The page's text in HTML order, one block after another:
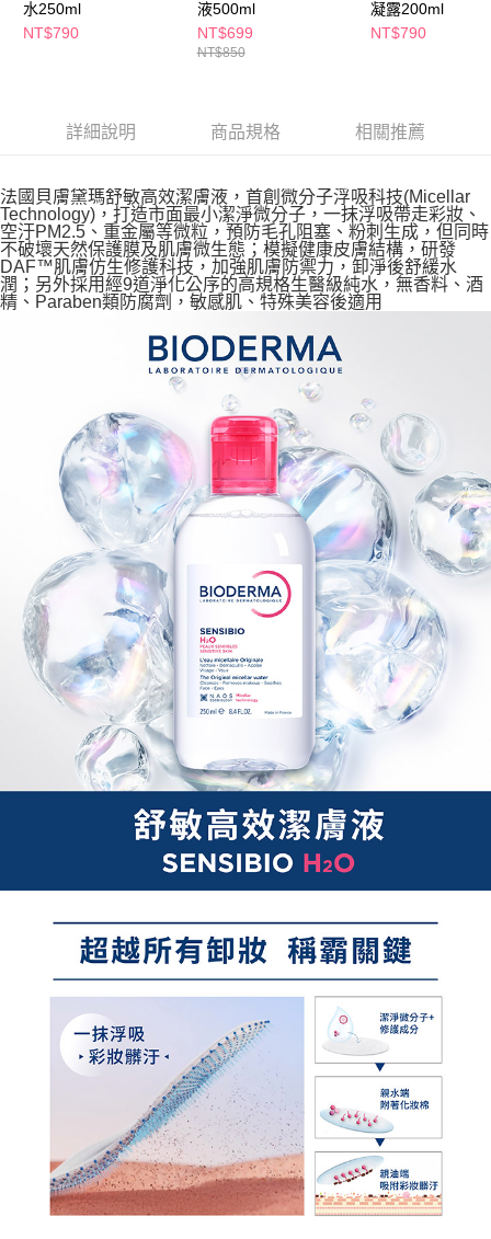
請求用戶進行身份認證。
５．嚴禁一人註冊多個帳號或使用他人資訊註冊。若發現惡意使用之情形，
恩沛科技股份有限公司將有權停止該用戶之使用額度並採取法律行動。
每筆NT$80，滿NT$290(含以上)免運費
水250ml
NT$790
液500ml
NT$699
NT$850
凝露200ml
NT$790
詳細說明 商品規格 相關推薦
法國貝膚黛瑪舒敏高效潔膚液，首創微分子浮吸科技(Micellar
Technology)，打造市面最小潔淨微分子，一抹浮吸帶走彩妝、
空汙PM2.5、重金屬等微粒，預防毛孔阻塞、粉刺生成，但同時
不破壞天然保護膜及肌膚微生態；模擬健康皮膚結構，研發
DAF™肌膚仿生修護科技，加強肌膚防禦力，卸淨後舒緩水
潤；另外採用經9道淨化公序的高規格生醫級純水，無香料、酒
精、Paraben類防腐劑，敏感肌、特殊美容後適用